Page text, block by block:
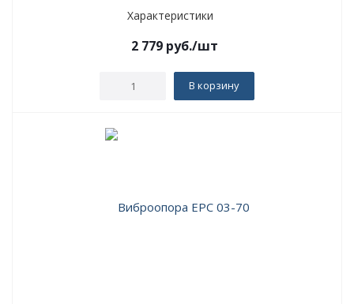
Характеристики
2 779руб./шт
В корзину